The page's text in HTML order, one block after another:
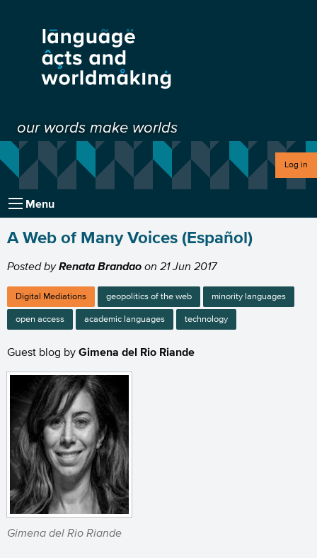
our words make worlds
Log in
Menu
A Web of Many Voices (Español)
Posted byRenata Brandao on 21 Jun 2017
Digital Mediations geopolitics of the web minority languages
open access academic languages technology
Guest blog by Gimena del Rio Riande
Gimena del Rio Riande